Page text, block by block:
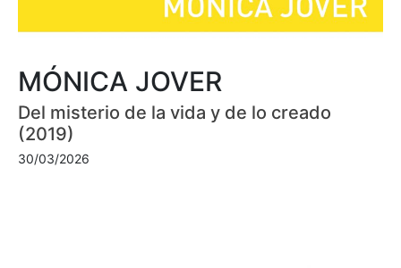
MÓNICA JOVER
Del misterio de la vida y de lo creado
(2019)
30/03/2026